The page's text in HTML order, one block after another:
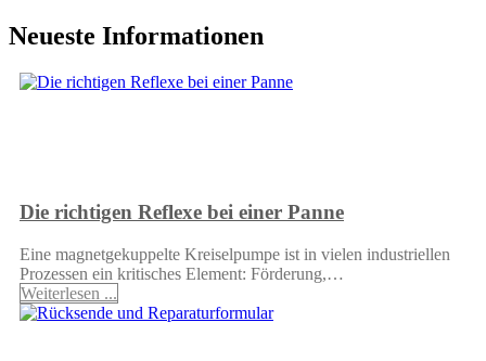
Neueste Informationen
Die richtigen Reflexe bei einer Panne
Eine magnetgekuppelte Kreiselpumpe ist in vielen industriellen
Prozessen ein kritisches Element: Förderung,…
Weiterlesen ...